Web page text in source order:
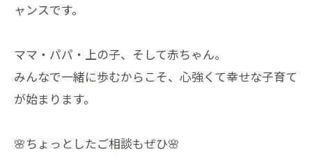
ャンスです。
ママ・パパ・上の子、そして赤ちゃん。
みんなで一緒に歩むからこそ、心強くて幸せな子育て
が始まります。
🌸ちょっとしたご相談もぜひ🌸